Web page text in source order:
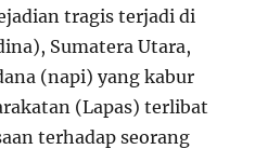
tragis terjadi di
Sumatera Utara,
(napi) yang kabur
(Lapas) terlibat
terhadap seorang